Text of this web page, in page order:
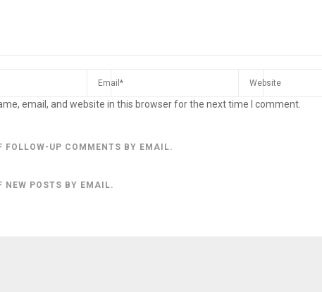
email, and website in this browser for the next time I comment.
FOLLOW-UP COMMENTS BY EMAIL.
NEW POSTS BY EMAIL.